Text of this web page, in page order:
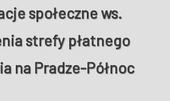
społeczne ws.
strefy płatnego
na Pradze-Północ